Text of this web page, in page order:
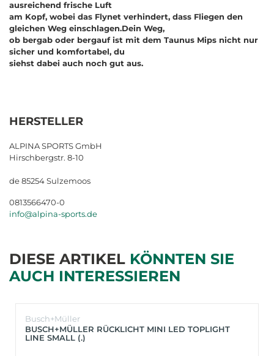
ausreichend frische Luft
am Kopf, wobei das Flynet verhindert, dass Fliegen den
gleichen Weg einschlagen.Dein Weg,
ob bergab oder bergauf ist mit dem Taunus Mips nicht nur
sicher und komfortabel, du
siehst dabei auch noch gut aus.
HERSTELLER
ALPINA SPORTS GmbH
Hirschbergstr. 8-10
de 85254 Sulzemoos
0813566470-0
info@alpina-sports.de
DIESE ARTIKEL KÖNNTEN SIE
AUCH INTERESSIEREN
Busch+Müller
BUSCH+MÜLLER RÜCKLICHT MINI LED TOPLIGHT
LINE SMALL (.)